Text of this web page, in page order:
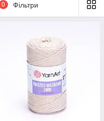
0 Фільтри